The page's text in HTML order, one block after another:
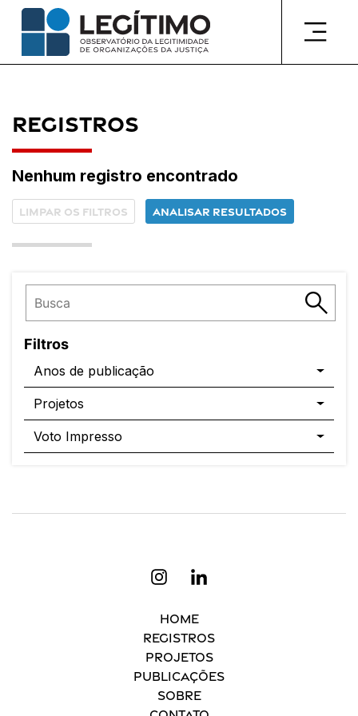
Pular
para
conteúdo
Registros
Nenhum registro encontrado
Limpar os filtros Analisar resultados
Filtros
Anos de publicação
Projetos
Voto Impresso
Home
Registros
Projetos
Publicações
Sobre